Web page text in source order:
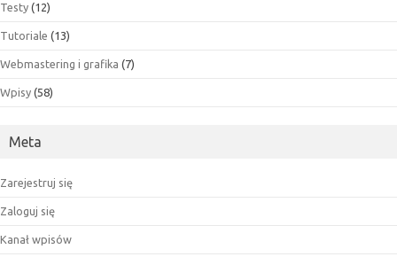
Testy (12)
Tutoriale (13)
Webmastering i grafika (7)
Wpisy (58)
Meta
Zarejestruj się
Zaloguj się
Kanał wpisów